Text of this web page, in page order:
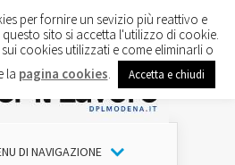
DI NAVIGAZIONE
per fornire un sevizio più reattivo e
sito si accetta l'utilizzo di cookie.
cookies utilizzati e come eliminarli o
la pagina cookies Accetta e chiudi